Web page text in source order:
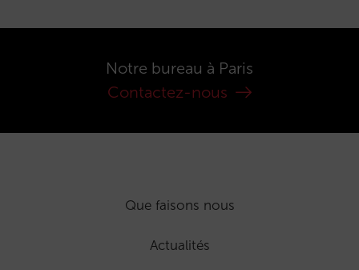
Notre bureau à Paris
Contactez-nous
Que faisons nous
Actualités